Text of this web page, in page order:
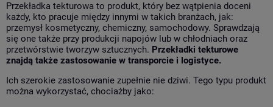
Przekładka tekturowa to produkt, który bez wątpienia doceni
każdy, kto pracuje między innymi w takich branżach, jak:
przemysł kosmetyczny, chemiczny, samochodowy. Sprawdzają
się one także przy produkcji napojów lub w chłodniach oraz
przetwórstwie tworzyw sztucznych. Przekładki tekturowe
znajdą także zastosowanie w transporcie i logistyce.
Ich szerokie zastosowanie zupełnie nie dziwi. Tego typu produkt
można wykorzystać, chociażby jako: